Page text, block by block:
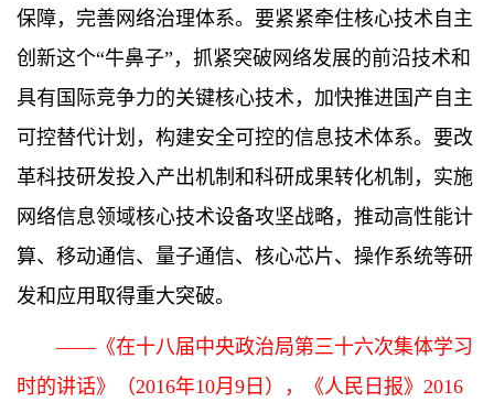
保障，完善网络治理体系。要紧紧牵住核心技术自主
创新这个“牛鼻子”，抓紧突破网络发展的前沿技术和
具有国际竞争力的关键核心技术，加快推进国产自主
可控替代计划，构建安全可控的信息技术体系。要改
革科技研发投入产出机制和科研成果转化机制，实施
网络信息领域核心技术设备攻坚战略，推动高性能计
算、移动通信、量子通信、核心芯片、操作系统等研
发和应用取得重大突破。
——《在十八届中央政治局第三十六次集体学习
时的讲话》（2016年10月9日），《人民日报》2016